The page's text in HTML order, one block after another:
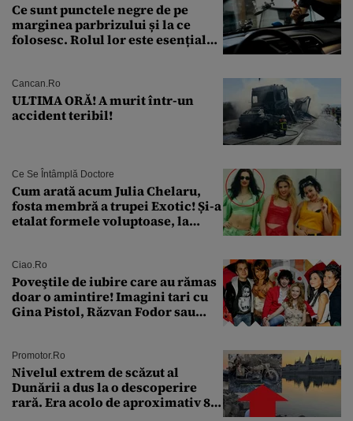
Ce sunt punctele negre de pe
marginea parbrizului și la ce
folosesc. Rolul lor este esențial
Cancan.ro
ULTIMA ORĂ! A murit într-un
accident teribil!
Ce Se Întâmplă Doctore
Cum arată acum Julia Chelaru,
fosta membră a trupei Exotic! Și-a
etalat formele voluptoase, la
Ciao.ro
Poveştile de iubire care au rămas
doar o amintire! Imagini tari cu
Gina Pistol, Răzvan Fodor sau
Promotor.ro
Nivelul extrem de scăzut al
Dunării a dus la o descoperire
rară. Era acolo de aproximativ 80